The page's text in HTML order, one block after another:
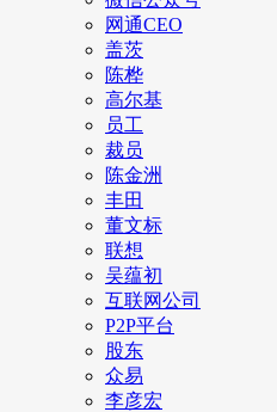
网通CEO
盖茨
陈桦
高尔基
员工
裁员
陈金洲
丰田
董文标
联想
吴蕴初
互联网公司
P2P平台
股东
众易
李彦宏